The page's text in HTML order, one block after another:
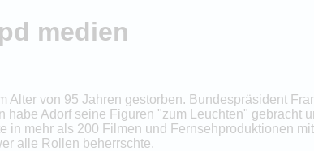
medien
Alter von 95 Jahren gestorben. Bundespräsident
Adorf seine Figuren "zum Leuchten" gebracht
in mehr als 200 Filmen und Fernsehproduktionen
alle Rollen beherrschte.